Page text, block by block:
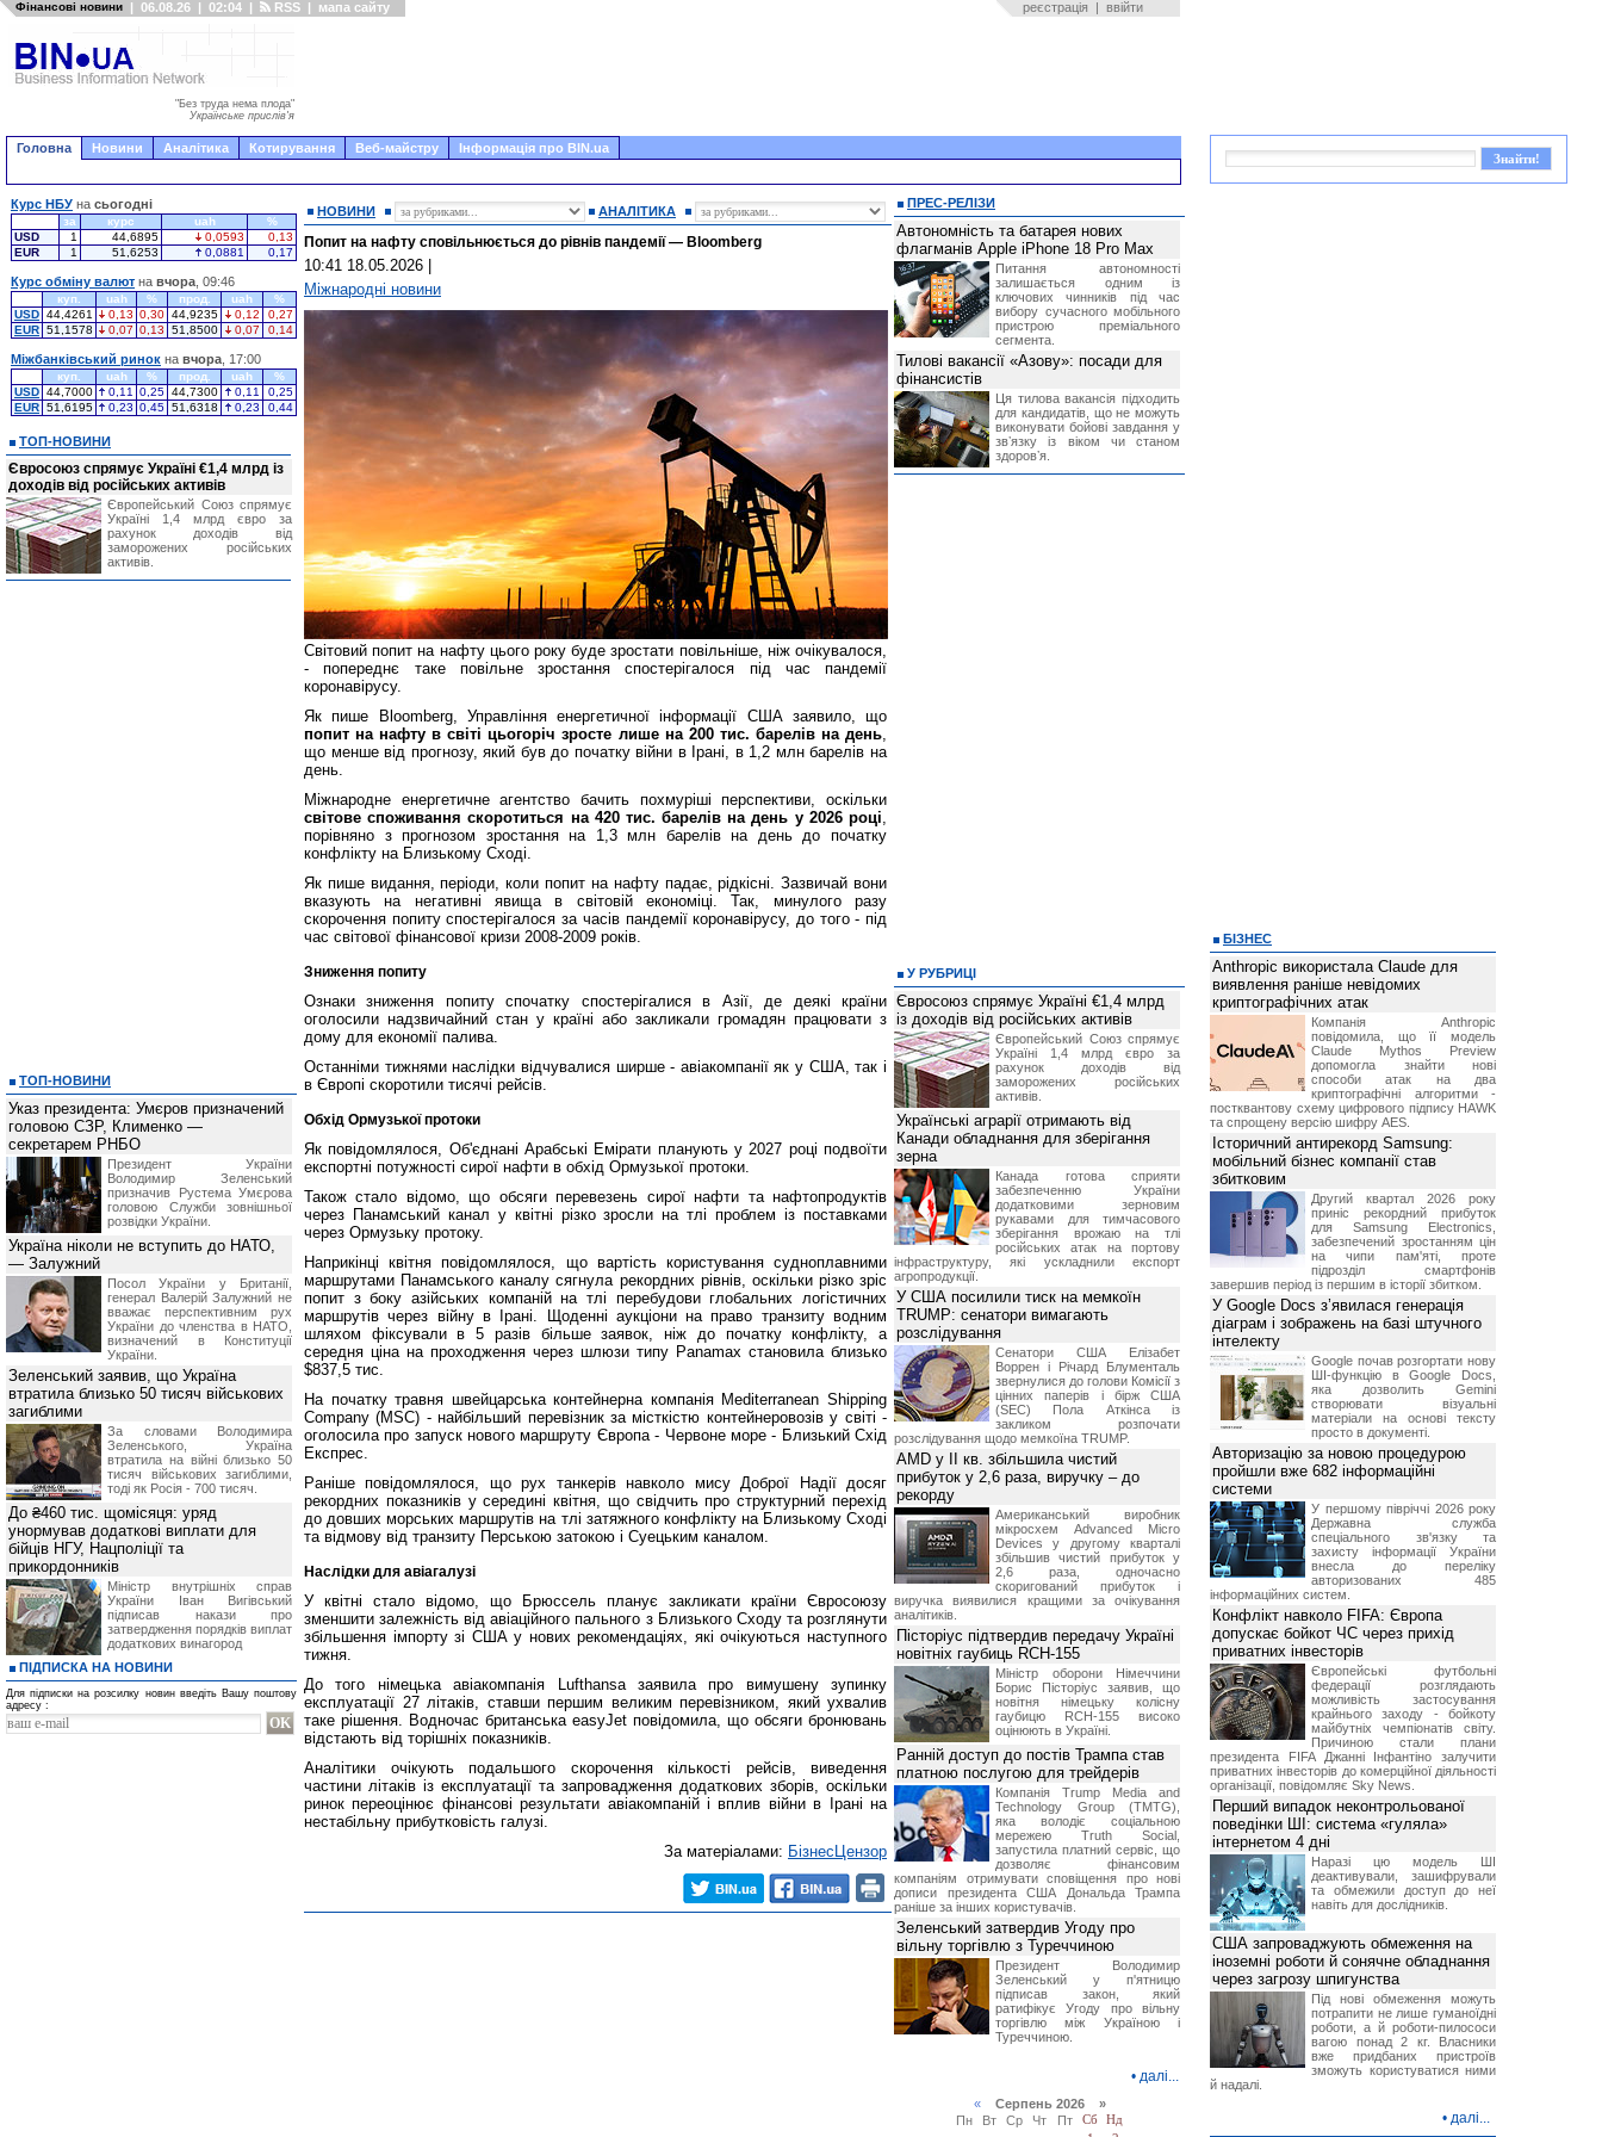
Фінансові новини | 06.08.26 | 02:04 | RSS | мапа сайту реєстрація | ввійти
"Без труда нема плода"
Українське прислів'я
Головна Новини Аналітика Котирування Веб-майстру Інформація про BIN.ua
НОВИНИ АНАЛІТИКА
Попит на нафту сповільнюється до рівнів пандемії — Bloomberg
10:41 18.05.2026
Міжнародні новини
Світовий попит на нафту цього року буде зростати повільніше, ніж очікувалося,
- попереднє таке повільне зростання спостерігалося під час пандемії
коронавірусу.
Як пише Bloomberg, Управління енергетичної інформації США заявило, що
попит на нафту в світі цьогоріч зросте лише на 200 тис. барелів на день,
що менше від прогнозу, який був до початку війни в Ірані, в 1,2 млн барелів на
день.
Міжнародне енергетичне агентство бачить похмуріші перспективи, оскільки
світове споживання скоротиться на 420 тис. барелів на день у 2026 році,
порівняно з прогнозом зростання на 1,3 млн барелів на день до початку
конфлікту на Близькому Сході.
Як пише видання, періоди, коли попит на нафту падає, рідкісні. Зазвичай вони
вказують на негативні явища в світовій економіці. Так, минулого разу
скорочення попиту спостерігалося за часів пандемії коронавірусу, до того - під
час світової фінансової кризи 2008-2009 років.
Зниження попиту
Ознаки зниження попиту спочатку спостерігалися в Азії, де деякі країни
оголосили надзвичайний стан у країні або закликали громадян працювати з
дому для економії палива.
Останніми тижнями наслідки відчувалися ширше - авіакомпанії як у США, так і
в Європі скоротили тисячі рейсів.
Обхід Ормузької протоки
Як повідомлялося, Об'єднані Арабські Емірати планують у 2027 році подвоїти
експортні потужності сирої нафти в обхід Ормузької протоки.
Також стало відомо, що обсяги перевезень сирої нафти та нафтопродуктів
через Панамський канал у квітні різко зросли на тлі проблем із поставками
через Ормузьку протоку.
Наприкінці квітня повідомлялося, що вартість користування судноплавними
маршрутами Панамського каналу сягнула рекордних рівнів, оскільки різко зріс
попит з боку азійських компаній на тлі перебудови глобальних логістичних
маршрутів через війну в Ірані. Щоденні аукціони на право транзиту водним
шляхом фіксували в 5 разів більше заявок, ніж до початку конфлікту, а
середня ціна на проходження через шлюзи типу Panamax становила близько
$837,5 тис.
На початку травня швейцарська контейнерна компанія Mediterranean Shipping
Company (MSC) - найбільший перевізник за місткістю контейнеровозів у світі -
оголосила про запуск нового маршруту Європа - Червоне море - Близький Схід
Експрес.
Раніше повідомлялося, що рух танкерів навколо мису Доброї Надії досяг
рекордних показників у середині квітня, що свідчить про структурний перехід
до довших морських маршрутів на тлі затяжного конфлікту на Близькому Сході
та відмову від транзиту Перською затокою і Суецьким каналом.
Наслідки для авіагалузі
У квітні стало відомо, що Брюссель планує закликати країни Євросоюзу
зменшити залежність від авіаційного пального з Близького Сходу та розглянути
збільшення імпорту зі США у нових рекомендаціях, які очікуються наступного
тижня.
До того німецька авіакомпанія Lufthansa заявила про вимушену зупинку
експлуатації 27 літаків, ставши першим великим перевізником, який ухвалив
таке рішення. Водночас британська easyJet повідомила, що обсяги бронювань
відстають від торішніх показників.
Аналітики очікують подальшого скорочення кількості рейсів, виведення
частини літаків із експлуатації та запровадження додаткових зборів, оскільки
ринок переоцінює фінансові результати авіакомпаній і вплив війни в Ірані на
нестабільну прибутковість галузі.
За матеріалами: БізнесЦензор
Курс НБУ на сьогодні
за курс uah
%
USD
1 44,6895 0,0593
0,13
EUR
1 51,6253 0,0881 0,17
Курс обміну валют на вчора , 09:46
куп. uah % прод. uah
%
USD 44,4261 0,13 0,30 44,9235 0,12
0,27
EUR 51,1578 0,07 0,13 51,8500 0,07 0,14
Міжбанківський ринок на вчора , 17:00
куп. uah % прод. uah
%
USD 44,7000 0,11 0,25 44,7300 0,11
0,25
EUR 51,6195 0,23 0,45 51,6318 0,23 0,44
ТОП-НОВИНИ
Євросоюз спрямує Україні €1,4 млрд із
доходів від російських активів
Європейський Союз спрямує
Україні 1,4 млрд євро за
рахунок доходів від
заморожених російських
активів.
ТОП-НОВИНИ
Указ президента: Умєров призначений
головою СЗР, Клименко —
секретарем РНБО
Президент України
Володимир Зеленський
призначив Pустема Умєрова
головою Служби зовнішньої
розвідки України.
Україна ніколи не вступить до НАТО,
— Залужний
Посол України у Британії,
генерал Валерій Залужний не
вважає перспективним рух
України до членства в НАТО,
визначений в Конституції
України.
Зеленський заявив, що Україна
втратила близько 50 тисяч військових
загиблими
За словами Володимира
Зеленського, Україна
втратила на війні близько 50
тисяч військових загиблими,
тоді як Росія - 700 тисяч.
До ₴460 тис. щомісяця: уряд
унормував додаткові виплати для
бійців НГУ, Нацполіції та
прикордонників
Міністр внутрішніх справ
України Іван Вигівський
підписав накази про
затвердження порядків виплат
додаткових винагород
ПІДПИСКА НА НОВИНИ
Для підписки на розсилку новин введіть Вашу поштову
адресу :
ПРЕС-РЕЛІЗИ
Автономність та батарея нових
флагманів Apple iPhone 18 Pro Max
Питання автономності
залишається одним із
ключових чинників під час
вибору сучасного мобільного
пристрою преміального
сегмента.
Тилові вакансії «Азову»: посади для
фінансистів
Ця тилова вакансія підходить
для кандидатів, що не можуть
виконувати бойові завдання у
звʼязку із віком чи станом
здоровʼя.
У РУБРИЦІ
Євросоюз спрямує Україні €1,4 млрд
із доходів від російських активів
Європейський Союз спрямує
Україні 1,4 млрд євро за
рахунок доходів від
заморожених російських
активів.
Українські аграрії отримають від
Канади обладнання для зберігання
зерна
Канада готова сприяти
забезпеченню України
додатковими зерновим
рукавами для тимчасового
зберігання врожаю на тлі
російських атак на портову
інфраструктуру, які ускладнили експорт
агропродукції.
У США посилили тиск на мемкоїн
TRUMP: сенатори вимагають
розслідування
Сенатори США Елізабет
Воррен і Річард Блументаль
звернулися до голови Комісії з
цінних паперів і бірж США
(SEC) Пола Аткінса із
закликом розпочати
розслідування щодо мемкоїна TRUMP.
AMD у II кв. збільшила чистий
прибуток у 2,6 раза, виручку – до
рекорду
Американський виробник
мікросхем Advanced Micro
Devices у другому кварталі
збільшив чистий прибуток у
2,6 раза, одночасно
скоригований прибуток і
виручка виявилися кращими за очікування
аналітиків.
Пісторіус підтвердив передачу Україні
новітніх гаубиць RCH-155
Міністр оборони Німеччини
Борис Пісторіус заявив, що
новітня німецьку колісну
гаубицю RCH-155 високо
оцінюють в Україні.
Ранній доступ до постів Трампа став
платною послугою для трейдерів
Компанія Trump Media and
Technology Group (TMTG),
яка володіє соціальною
мережею Truth Social,
запустила платний сервіс, що
дозволяє фінансовим
компаніям отримувати сповіщення про нові
дописи президента США Дональда Трампа
раніше за інших користувачів.
Зеленський затвердив Угоду про
вільну торгівлю з Туреччиною
Президент Володимир
Зеленський у п'ятницю
підписав закон, який
ратифікує Угоду про вільну
торгівлю між Україною і
Туреччиною.
• далі...
«Серпень 2026 »
Пн
Вт Ср Чт Пт Сб
Нд
БІЗНЕС
Anthropic використала Claude для
виявлення раніше невідомих
криптографічних атак
Компанія Anthropic
повідомила, що її модель
Claude Mythos Preview
допомогла знайти нові
способи атак на два
криптографічні алгоритми -
постквантову схему цифрового підпису HAWK
та спрощену версію шифру AES.
Історичний антирекорд Samsung:
мобільний бізнес компанії став
збитковим
Другий квартал 2026 року
приніс рекордний прибуток
для Samsung Electronics,
забезпечений зростанням цін
на чипи пам'яті, проте
підрозділ смартфонів
завершив період із першим в історії збитком.
У Google Docs з’явилася генерація
діаграм і зображень на базі штучного
інтелекту
Google почав розгортати нову
ШІ-функцію в Google Docs,
яка дозволить Gemini
створювати візуальні
матеріали на основі тексту
просто в документі.
Авторизацію за новою процедурою
пройшли вже 682 інформаційні
системи
У першому півріччі 2026 року
Державна служба
спеціального зв'язку та
захисту інформації України
внесла до переліку
авторизованих 485
інформаційних систем.
Конфлікт навколо FIFA: Європа
допускає бойкот ЧС через прихід
приватних інвесторів
Європейські футбольні
федерації розглядають
можливість застосування
крайнього заходу - бойкоту
майбутніх чемпіонатів світу.
Причиною стали плани
президента FIFA Джанні Інфантіно залучити
приватних інвесторів до комерційної діяльності
організації, повідомляє Sky News.
Перший випадок неконтрольованої
поведінки ШІ: система «гуляла»
інтернетом 4 дні
Наразі цю модель ШІ
деактивували, зашифрували
та обмежили доступ до неї
навіть для дослідників.
США запроваджують обмеження на
іноземні роботи й сонячне обладнання
через загрозу шпигунства
Під нові обмеження можуть
потрапити не лише гуманоїдні
роботи, а й роботи-пилососи
вагою понад 2 кг. Власники
вже придбаних пристроїв
зможуть користуватися ними
й надалі.
• далі...